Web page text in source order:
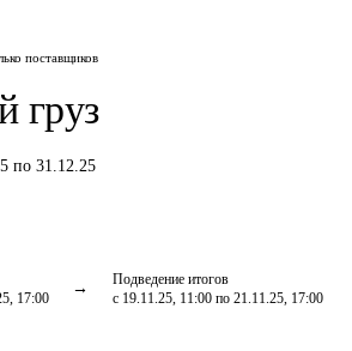
поставщиков
груз
по 31.12.25
17:00
Подведение итогов
с 19.11.25, 11:00 по 21.11.25, 17:00